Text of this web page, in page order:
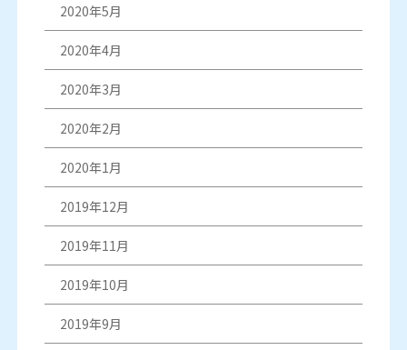
2020年5月
2020年4月
2020年3月
2020年2月
2020年1月
2019年12月
2019年11月
2019年10月
2019年9月